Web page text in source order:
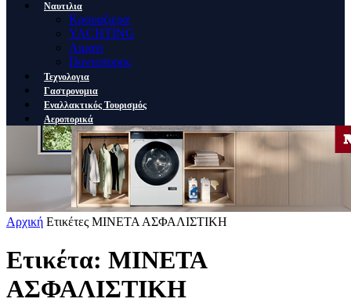
Ναυτιλια
Κρουαζιερα
YACHTING
Λιμανι
Ποντοπορος
Τεχνολογια
Γαστρονομια
Εναλλακτικός Τουρισμός
Αεροπορικά
Αρχική Ετικέτες ΜΙΝΕΤΑ ΑΣΦΑΛΙΣΤΙΚΗ
Ετικέτα: ΜΙΝΕΤΑ
ΑΣΦΑΛΙΣΤΙΚΗ